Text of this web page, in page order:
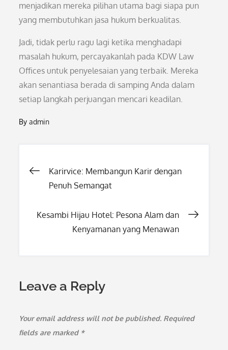
menjadikan mereka pilihan utama bagi siapa pun
yang membutuhkan jasa hukum berkualitas.
Jadi, tidak perlu ragu lagi ketika menghadapi
masalah hukum, percayakanlah pada KDW Law
Offices untuk penyelesaian yang terbaik. Mereka
akan senantiasa berada di samping Anda dalam
setiap langkah perjuangan mencari keadilan.
Byadmin
Post
Karirvice: Membangun Karir dengan
Penuh Semangat
Kesambi Hijau Hotel: Pesona Alam dan
Kenyamanan yang Menawan
Leave a Reply
Your email address will not be published. Required
fields are marked *